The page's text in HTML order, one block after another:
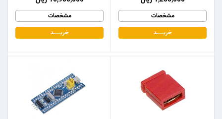
مشخصات
خریـــــــد
مشخصات
خریـــــــد